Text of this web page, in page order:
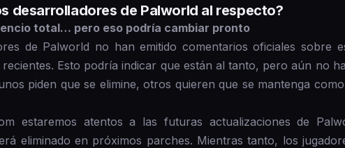
desarrolladores de Palworld al respecto?
total… pero eso podría cambiar pronto
de Palworld no han emitido comentarios oficiales sobre
Esto podría indicar que están al tanto, pero aún no
piden que se elimine, otros quieren que se mantenga
estaremos atentos a las futuras actualizaciones de
eliminado en próximos parches. Mientras tanto, los